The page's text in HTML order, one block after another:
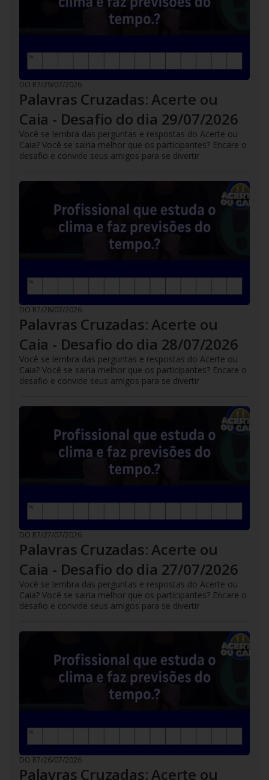
DO R7/29/07/2026
Palavras Cruzadas: Acerte ou
Caia - Desafio do dia 29/07/2026
Você se lembra das perguntas e respostas do Acerte ou
Caia? Você se sairia melhor que os participantes? Encare o
desafio e convide seus amigos para se divertir
DO R7/28/07/2026
Palavras Cruzadas: Acerte ou
Caia - Desafio do dia 28/07/2026
Você se lembra das perguntas e respostas do Acerte ou
Caia? Você se sairia melhor que os participantes? Encare o
desafio e convide seus amigos para se divertir
DO R7/27/07/2026
Palavras Cruzadas: Acerte ou
Caia - Desafio do dia 27/07/2026
Você se lembra das perguntas e respostas do Acerte ou
Caia? Você se sairia melhor que os participantes? Encare o
desafio e convide seus amigos para se divertir
DO R7/26/07/2026
Palavras Cruzadas: Acerte ou